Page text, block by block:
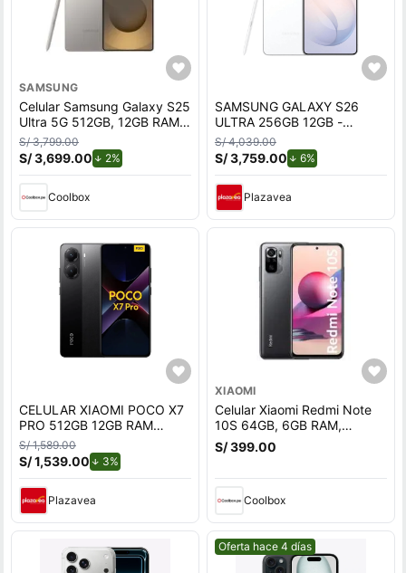
SAMSUNG
Celular Samsung Galaxy S25
Ultra 5G 512GB, 12GB RAM,
cámara trasera 200MP y
frontal 12MP, pantalla 6.9"",
titanium gray
S/ 3,799.00
S/ 3,699.00 2%
Coolbox
SAMSUNG GALAXY S26
ULTRA 256GB 12GB -
BLANCO
S/ 4,039.00
S/ 3,759.00 6%de descuento.
Plazavea
CELULAR XIAOMI POCO X7
PRO 512GB 12GB RAM
NEGRO
S/ 1,589.00
S/ 1,539.00 3%
Plazavea
XIAOMI
Celular Xiaomi Redmi Note
10S 64GB, 6GB RAM,
cámara trasera 64MP y
frontal 13MP, 6.43"", gris
S/ 399.00
Coolbox
Mejor precio.
Oferta hace 4 días